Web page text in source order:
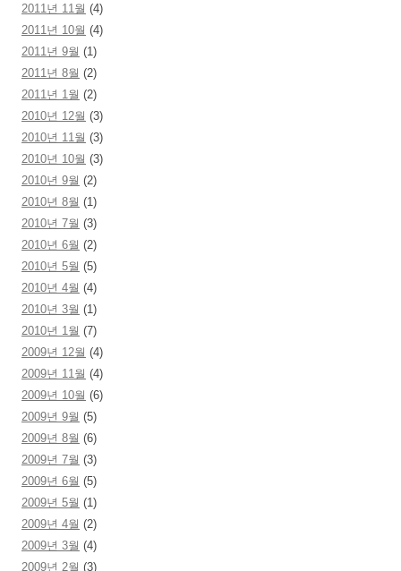
2011년 11월 (4)
2011년 10월 (4)
2011년 9월 (1)
2011년 8월 (2)
2011년 1월 (2)
2010년 12월 (3)
2010년 11월 (3)
2010년 10월 (3)
2010년 9월 (2)
2010년 8월 (1)
2010년 7월 (3)
2010년 6월 (2)
2010년 5월 (5)
2010년 4월 (4)
2010년 3월 (1)
2010년 1월 (7)
2009년 12월 (4)
2009년 11월 (4)
2009년 10월 (6)
2009년 9월 (5)
2009년 8월 (6)
2009년 7월 (3)
2009년 6월 (5)
2009년 5월 (1)
2009년 4월 (2)
2009년 3월 (4)
2009년 2월 (3)